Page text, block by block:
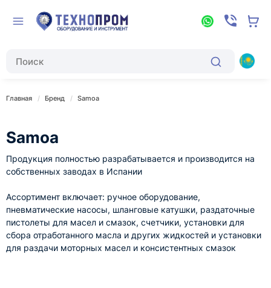
Главная Бренд Samoa
Samoa
Продукция полностью разрабатывается и производится на
собственных заводах в Испании
Ассортимент включает: ручное оборудование,
пневматические насосы, шланговые катушки, раздаточные
пистолеты для масел и смазок, счетчики, установки для
сбора отработанного масла и других жидкостей и установки
для раздачи моторных масел и консистентных смазок